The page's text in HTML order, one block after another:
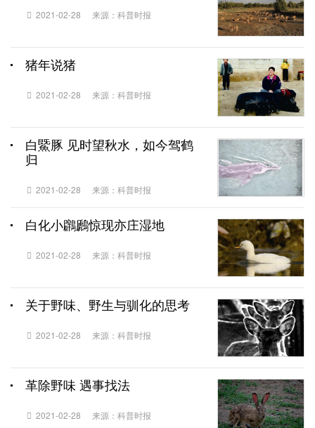
2021-02-28 来源：科普时报
猪年说猪
2021-02-28 来源：科普时报
白鱀豚 见时望秋水，如今驾鹤
归
2021-02-28 来源：科普时报
白化小鸊鷉惊现亦庄湿地
2021-02-28 来源：科普时报
关于野味、野生与驯化的思考
2021-02-28 来源：科普时报
革除野味 遇事找法
2021-02-28 来源：科普时报